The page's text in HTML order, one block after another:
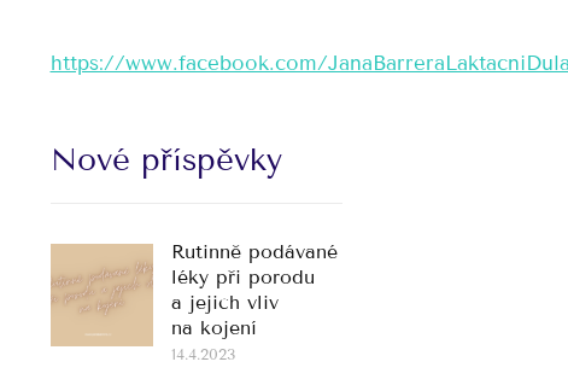
https://www.facebook.com/
Nové příspěvky
Rutinně podávané
léky při porodu
a jejich vliv
na kojení
14.4.2023